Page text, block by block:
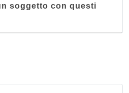
soggetto con questi